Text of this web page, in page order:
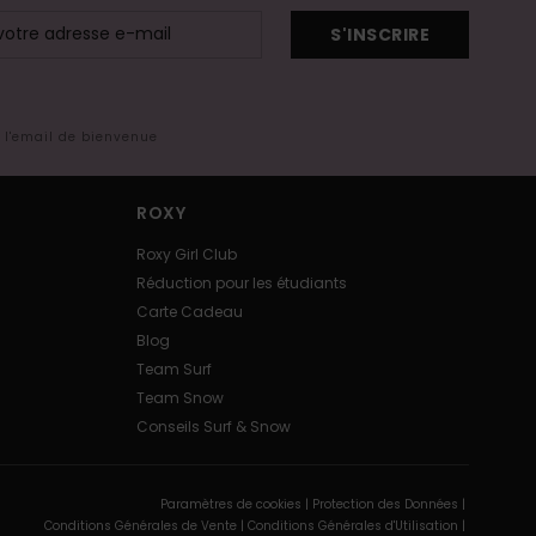
S'INSCRIRE
de bienvenue
ROXY
Roxy Girl Club
Réduction pour les étudiants
Carte Cadeau
Blog
Team Surf
Team Snow
Conseils Surf & Snow
Paramètres de cookies | Protection des Données |
Conditions Générales de Vente | Conditions Générales d'Utilisation |